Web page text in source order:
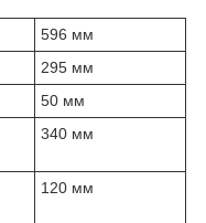
596 мм
295 мм
50 мм
340 мм
120 мм